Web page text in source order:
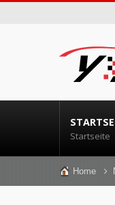
Startseite
Home